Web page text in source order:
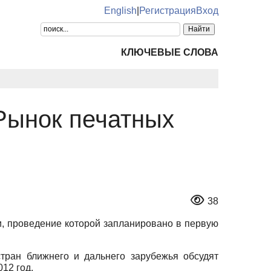
English РегистрацияВход
КЛЮЧЕВЫЕ СЛОВА
печатных
38
которой запланировано в первую
ближнего и дальнего зарубежья обсудят
год.